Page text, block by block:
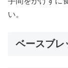
い。
ベースブレ